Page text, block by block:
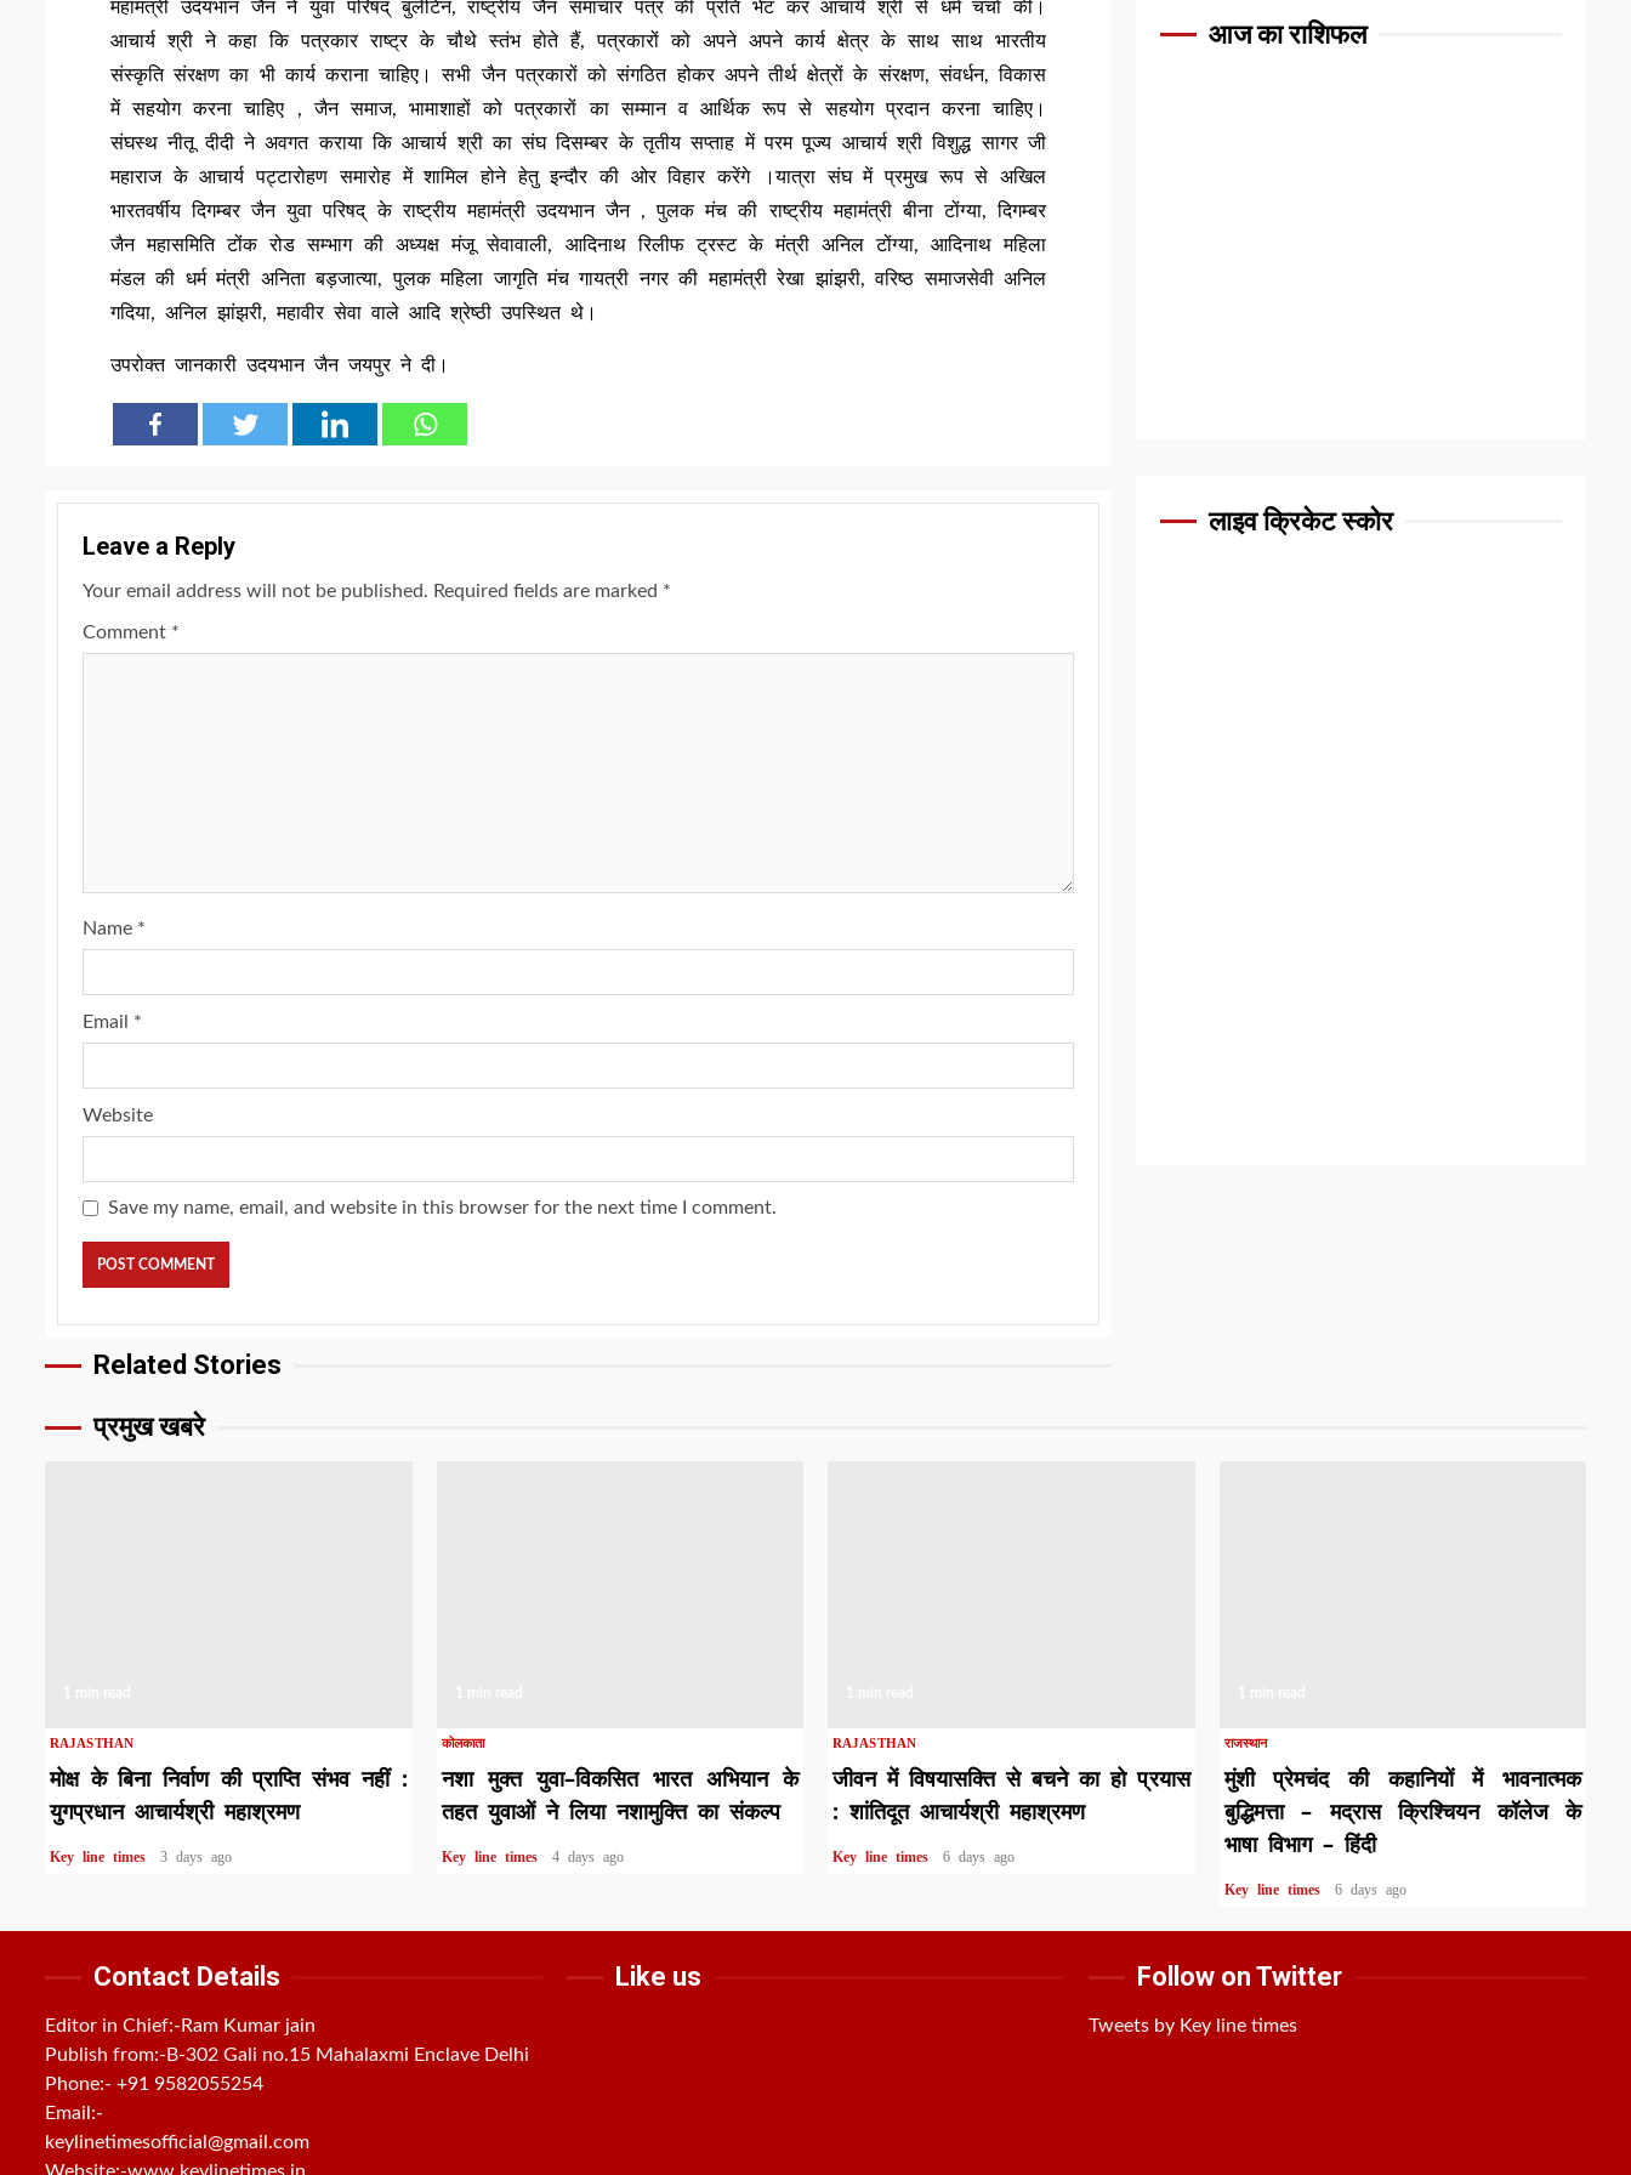
महामंत्री उदयभान जैन ने युवा परिषद् बुलेटिन, राष्ट्रीय जैन समाचार पत्र की प्रति भेंट कर आचार्य श्री से धर्म चर्चा की।
आचार्य श्री ने कहा कि पत्रकार राष्ट्र के चौथे स्तंभ होते हैं, पत्रकारों को अपने अपने कार्य क्षेत्र के साथ साथ भारतीय
संस्कृति संरक्षण का भी कार्य कराना चाहिए। सभी जैन पत्रकारों को संगठित होकर अपने तीर्थ क्षेत्रों के संरक्षण, संवर्धन, विकास
में सहयोग करना चाहिए , जैन समाज, भामाशाहों को पत्रकारों का सम्मान व आर्थिक रूप से सहयोग प्रदान करना चाहिए।
संघस्थ नीतू दीदी ने अवगत कराया कि आचार्य श्री का संघ दिसम्बर के तृतीय सप्ताह में परम पूज्य आचार्य श्री विशुद्ध सागर जी
महाराज के आचार्य पट्टारोहण समारोह में शामिल होने हेतु इन्दौर की ओर विहार करेंगे ।यात्रा संघ में प्रमुख रूप से अखिल
भारतवर्षीय दिगम्बर जैन युवा परिषद् के राष्ट्रीय महामंत्री उदयभान जैन , पुलक मंच की राष्ट्रीय महामंत्री बीना टोंग्या, दिगम्बर
जैन महासमिति टोंक रोड सम्भाग की अध्यक्ष मंजू सेवावाली, आदिनाथ रिलीफ ट्रस्ट के मंत्री अनिल टोंग्या, आदिनाथ महिला
मंडल की धर्म मंत्री अनिता बड़जात्या, पुलक महिला जागृति मंच गायत्री नगर की महामंत्री रेखा झांझरी, वरिष्ठ समाजसेवी अनिल
गदिया, अनिल झांझरी, महावीर सेवा वाले आदि श्रेष्ठी उपस्थित थे।
उपरोक्त जानकारी उदयभान जैन जयपुर ने दी।
Leave a Reply
Your email address will not be published. Required fields are marked *
Comment *
Name *
Email *
Website
Save my name, email, and website in this browser for the next time I comment.
Related Stories
आज का राशिफल
लाइव क्रिकेट स्कोर
प्रमुख खबरे
RAJASTHAN
मोक्ष के बिना निर्वाण की प्राप्ति संभव नहीं :
युगप्रधान आचार्यश्री महाश्रमण
Key line times 3 days ago
कोलकाता
नशा मुक्त युवा–विकसित भारत अभियान के
तहत युवाओं ने लिया नशामुक्ति का संकल्प
Key line times 4 days ago
RAJASTHAN
जीवन में विषयासक्ति से बचने का हो प्रयास
: शांतिदूत आचार्यश्री महाश्रमण
Key line times 6 days ago
राजस्थान
मुंशी प्रेमचंद की कहानियों में भावनात्मक
बुद्धिमत्ता – मद्रास क्रिश्चियन कॉलेज के
भाषा विभाग – हिंदी
Key line times 6 days ago
Contact Details
Editor in Chief:-Ram Kumar jain
Publish from:- B-302 Gali no.15 Mahalaxmi Enclave Delhi
Phone:- +91 9582055254
Email:-
keylinetimesofficial@gmail.com
Like us Follow on Twitter
Tweets by Key line times